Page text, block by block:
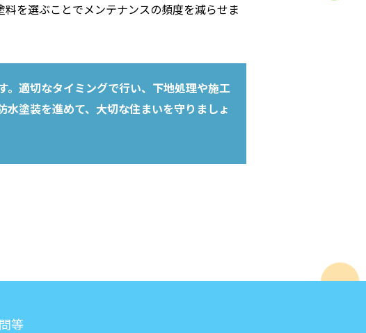
を選ぶことでメンテナンスの頻度を減らせま
。適切なタイミングで行い、下地処理や施工
塗装を進めて、大切な住まいを守りましょ
等